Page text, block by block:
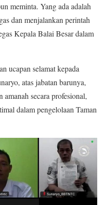
meminta. Yang ada adalah
dan menjalankan perintah
Kepala Balai Besar dalam
ucapan selamat kepada
atas jabatan barunya,
amanah secara profesional,
dalam pengelolaan Taman